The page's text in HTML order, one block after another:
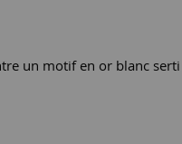
un motif en or blanc